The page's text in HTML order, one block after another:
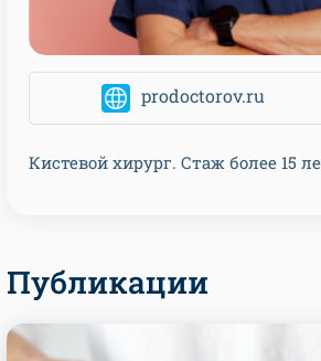
prodoctorov.ru
Кистевой хирург. Стаж более 15
Публикации